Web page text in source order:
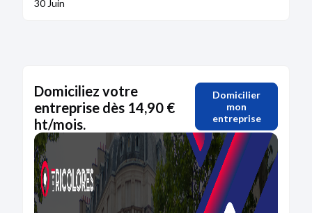
30 Juin
Domiciliez votre
entreprise dès 14,90 €
ht/mois.
Domicilier
mon
entreprise